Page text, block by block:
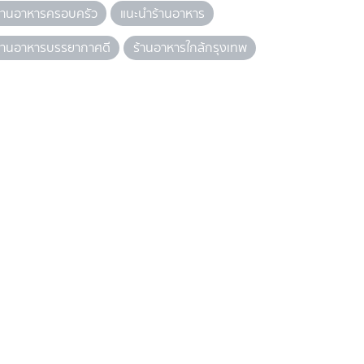
นอาหารครอบครัว
แนะนำร้านอาหาร
นอาหารบรรยากาศดี
ร้านอาหารใกล้กรุงเทพ